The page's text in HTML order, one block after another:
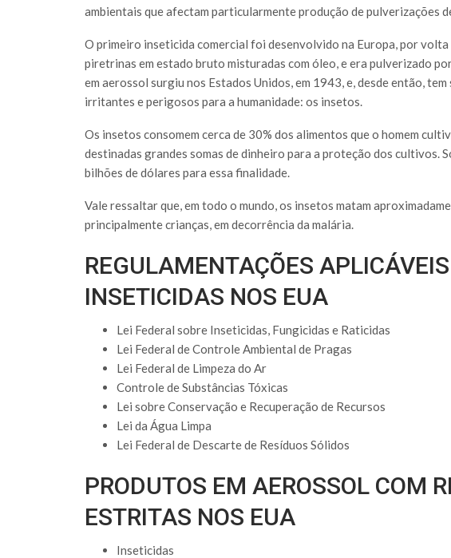
ambientais que afectam particularmente produção de pulverizações
O primeiro inseticida comercial foi desenvolvido na Europa, por
piretrinas em estado bruto misturadas com óleo, e era pulverizado
em aerossol surgiu nos Estados Unidos, em 1943, e, desde então,
irritantes e perigosos para a humanidade: os insetos.
Os insetos consomem cerca de 30% dos alimentos que o homem
destinadas grandes somas de dinheiro para a proteção dos cultivos.
bilhões de dólares para essa finalidade.
Vale ressaltar que, em todo o mundo, os insetos matam
principalmente crianças, em decorrência da malária.
REGULAMENTAÇÕES
INSETICIDAS NOS EUA
Lei Federal sobre Inseticidas, Fungicidas e Raticidas
Lei Federal de Controle Ambiental de Pragas
Lei Federal de Limpeza do Ar
Controle de Substâncias Tóxicas
Lei sobre Conservação e Recuperação de Recursos
Lei da Água Limpa
Lei Federal de Descarte de Resíduos Sólidos
PRODUTOS EM AEROSSOL COM
ESTRITAS NOS EUA
Inseticidas